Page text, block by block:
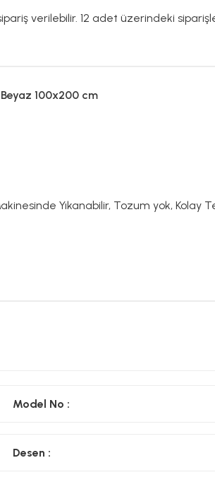
verilebilir. 12 adet üzerindeki
100x200 cm
Yıkanabilir, Tozum yok, Kolay
Model No :
Desen :